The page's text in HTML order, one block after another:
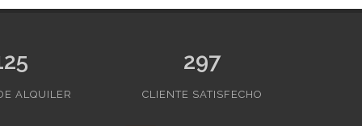
ALQUILER
297
CLIENTE SATISFECHO